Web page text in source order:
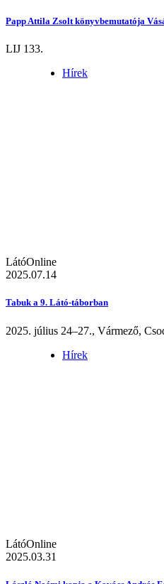
Papp Attila Zsolt könyvbemutatója
LIJ 133.
Hírek
LátóOnline
2025.07.14
Tabuk a 9. Látó-táborban
2025. július 24–27., Vármező,
Hírek
LátóOnline
2025.03.31